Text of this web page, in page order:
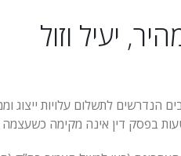
יעיל וזול
הנדרשים לתשלום עלויות ייצוג
בפסק דין אינה מקימה כשעצמה